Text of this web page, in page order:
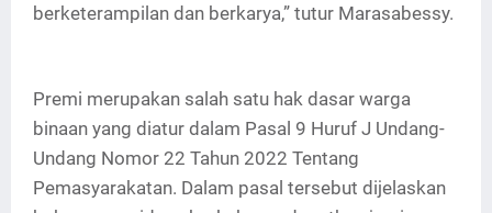
berketerampilan dan berkarya,” tutur Marasabessy.
Premi merupakan salah satu hak dasar warga
binaan yang diatur dalam Pasal 9 Huruf J Undang-
Undang Nomor 22 Tahun 2022 Tentang
Pemasyarakatan. Dalam pasal tersebut dijelaskan